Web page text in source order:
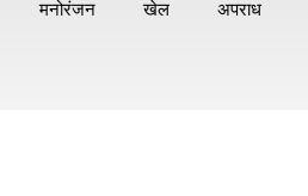
मनोरंजन खेल अपराध